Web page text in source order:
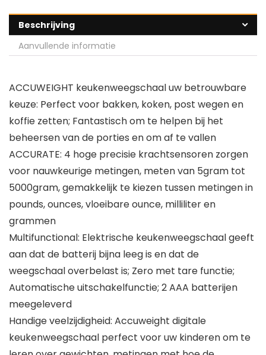
Beschrijving
Aanvullende informatie
ACCUWEIGHT keukenweegschaal uw betrouwbare
keuze: Perfect voor bakken, koken, post wegen en
koffie zetten; Fantastisch om te helpen bij het
beheersen van de porties en om af te vallen
ACCURATE: 4 hoge precisie krachtsensoren zorgen
voor nauwkeurige metingen, meten van 5gram tot
5000gram, gemakkelijk te kiezen tussen metingen in
pounds, ounces, vloeibare ounce, milliliter en
grammen
Multifunctional: Elektrische keukenweegschaal geeft
aan dat de batterij bijna leeg is en dat de
weegschaal overbelast is; Zero met tare functie;
Automatische uitschakelfunctie; 2 AAA batterijen
meegeleverd
Handige veelzijdigheid: Accuweight digitale
keukenweegschaal perfect voor uw kinderen om te